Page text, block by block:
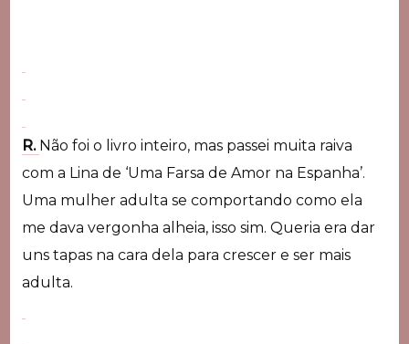
R. Não foi o livro inteiro, mas passei muita raiva
com a Lina de ‘Uma Farsa de Amor na Espanha’.
Uma mulher adulta se comportando como ela
me dava vergonha alheia, isso sim. Queria era dar
uns tapas na cara dela para crescer e ser mais
adulta.